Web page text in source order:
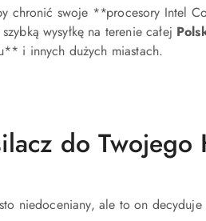
chronić swoje **procesory Intel
wysyłkę na terenie całej
i innych dużych miastach.
do
niedoceniany, ale to on